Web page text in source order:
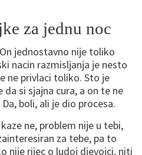
za jednu noc
jednostavno nije toliko
nacin razmisljanja je nesto
ne privlaci toliko. Sto je
si sjajna cura, a on te ne
Da, boli, ali je dio procesa.
ne, problem nije u tebi,
za tebe, pa to
nije rijec o ludoj djevojci, niti